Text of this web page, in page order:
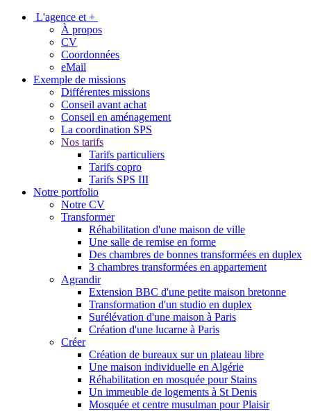
L'agence et +
À propos
CV
Coordonnées
eMail
Exemple de missions
Différentes missions
Conseil avant achat
Conseil en aménagement
La coordination SPS
Nos tarifs
Tarifs particuliers
Tarifs copro
Tarifs SPS III
Notre portfolio
Notre CV
Transformer
Réhabilitation d'une maison de ville
Une salle de remise en forme
Des chambres de bonnes transformées en duplex
3 chambres transformées en appartement
Agrandir
Extension BBC d'une petite maison bretonne
Transformation d'un studio en duplex
Surélévation d'une maison à Paris
Création d'une lucarne à Paris
Créer
Création de bureaux sur un plateau libre
Une maison individuelle en Algérie
Réhabilitation en mosquée pour Stains
Un immeuble de logements à St Denis
Mosquée et centre musulman pour Plaisir